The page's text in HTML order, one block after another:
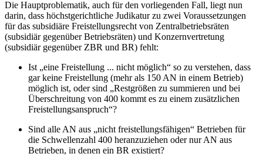
Die Hauptproblematik, auch für den vorliegenden Fall, liegt nun
darin, dass höchstgerichtliche Judikatur zu zwei Voraussetzungen
für das subsidiäre Freistellungsrecht von Zentralbetriebsräten
(subsidiär gegenüber Betriebsräten) und Konzernvertretung
(subsidiär gegenüber ZBR und BR) fehlt:
Ist „eine Freistellung ... nicht möglich“ so zu verstehen, dass
gar keine Freistellung (mehr als 150 AN in einem Betrieb)
möglich ist, oder sind „Restgrößen zu summieren und bei
Überschreitung von 400 kommt es zu einem zusätzlichen
Freistellungsanspruch“?
Sind alle AN aus „nicht freistellungsfähigen“ Betrieben für
die Schwellenzahl 400 heranzuziehen oder nur AN aus
Betrieben, in denen ein BR existiert?